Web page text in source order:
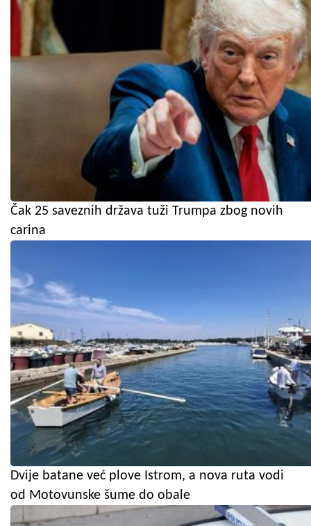
Čak 25 saveznih država tuži Trumpa zbog novih
carina
Dvije batane već plove Istrom, a nova ruta vodi
od Motovunske šume do obale